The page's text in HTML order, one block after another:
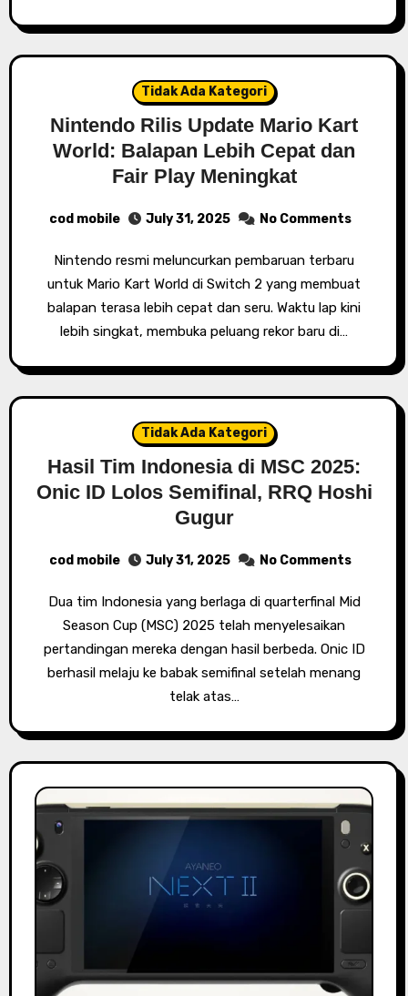
Tidak Ada Kategori
Nintendo Rilis Update Mario Kart
World: Balapan Lebih Cepat dan
Fair Play Meningkat
cod mobile July 31, 2025 No Comments
Nintendo resmi meluncurkan pembaruan terbaru
untuk Mario Kart World di Switch 2 yang membuat
balapan terasa lebih cepat dan seru. Waktu lap kini
lebih singkat, membuka peluang rekor baru di…
Tidak Ada Kategori
Hasil Tim Indonesia di MSC 2025:
Onic ID Lolos Semifinal, RRQ Hoshi
Gugur
cod mobile July 31, 2025 No Comments
Dua tim Indonesia yang berlaga di quarterfinal Mid
Season Cup (MSC) 2025 telah menyelesaikan
pertandingan mereka dengan hasil berbeda. Onic ID
berhasil melaju ke babak semifinal setelah menang
telak atas…